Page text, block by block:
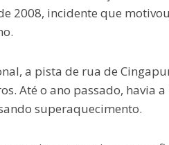
2008, incidente que
a pista de rua de
Até o ano passado, havia
superaquecimento.